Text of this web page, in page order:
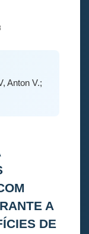
Anton V.;
A
DE